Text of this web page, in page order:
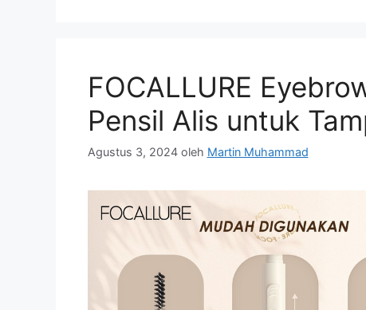
FOCALLURE
Pensil Alis untuk
Agustus 3, 2024 oleh Martin Muhammad